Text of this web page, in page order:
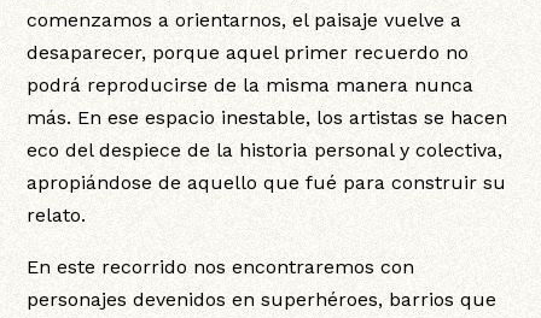
comenzamos a orientarnos, el paisaje vuelve a
desaparecer, porque aquel primer recuerdo no
podrá reproducirse de la misma manera nunca
más. En ese espacio inestable, los artistas se hacen
eco del despiece de la historia personal y colectiva,
apropiándose de aquello que fué para construir su
relato.
En este recorrido nos encontraremos con
personajes devenidos en superhéroes, barrios que